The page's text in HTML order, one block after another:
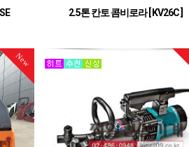
2.5톤 칸토 콤비로라 [ KV26C ]
New